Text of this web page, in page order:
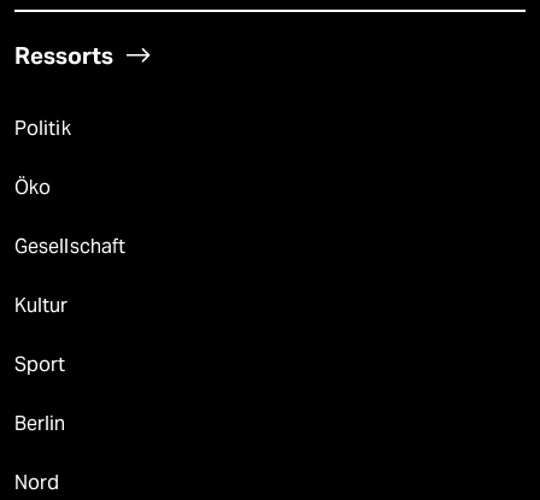
Ressorts
Politik
Öko
Gesellschaft
Kultur
Sport
Berlin
Nord